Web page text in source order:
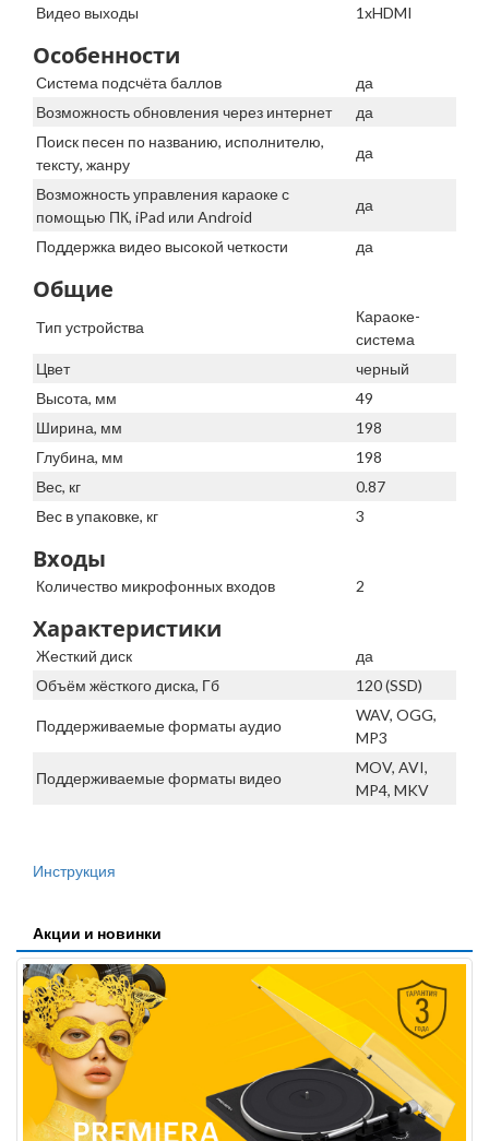
Видео выходы
1xHDMI
Особенности
Система подсчёта баллов
да
Возможность обновления через интернет
да
Поиск песен по названию, исполнителю,
тексту, жанру
да
Возможность управления караоке с
помощью ПК, iPad или Android
да
Поддержка видео высокой четкости да
Общие
Тип устройства
Караоке-
система
Цвет
черный
Высота, мм
49
Ширина, мм
198
Глубина, мм
198
Вес, кг
0.87
Вес в упаковке, кг
3
Входы
Количество микрофонных входов 2
Характеристики
Жесткий диск
да
Объём жёсткого диска, Гб
120 (SSD)
Поддерживаемые форматы аудио
WAV, OGG,
MP3
Поддерживаемые форматы видео
MOV, AVI,
MP4, MKV
Инструкция
Акции и новинки